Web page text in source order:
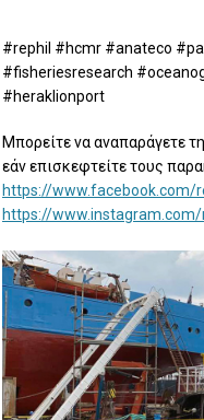
#rephil #hcmr #anateco
#fisheriesresearch
#heraklionport
Μπορείτε να αναπαράγετε
εάν επισκεφτείτε τους
https://www.facebook.com/
https://